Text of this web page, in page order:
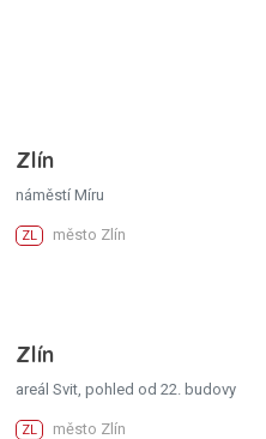
Zlín
náměstí Míru
ZL město Zlín
Zlín
areál Svit, pohled od 22. budovy
ZL město Zlín